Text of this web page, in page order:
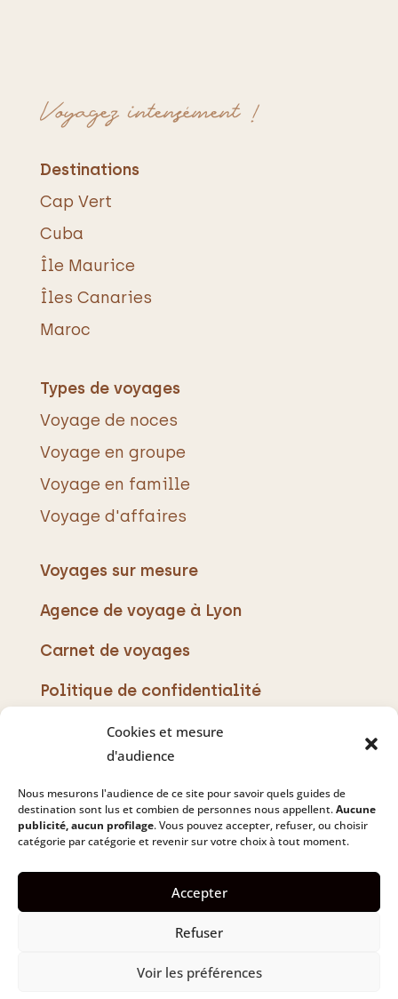
Cookies et mesure
d'audience
Nous mesurons l'audience de ce site pour savoir quels guides de
destination sont lus et combien de personnes nous appellent.Aucune
publicité, aucun profilage. Vous pouvez accepter, refuser, ou choisir
catégorie par catégorie et revenir sur votre choix à tout moment.
Accepter
Refuser
Voir les préférences
Voyagez intensément !
Destinations
Cap Vert
Cuba
Île Maurice
Îles Canaries
Maroc
Types de voyages
Voyage de noces
Voyage en groupe
Voyage en famille
Voyage d'affaires
Voyages sur mesure
Agence de voyage à Lyon
Carnet de voyages
Politique de confidentialité
34 Av. Jean Jaurès,
69007 Lyon
+33 4 78 61 73 41